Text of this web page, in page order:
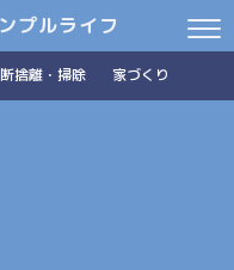
プルライフ
捨離・掃除 家づくり